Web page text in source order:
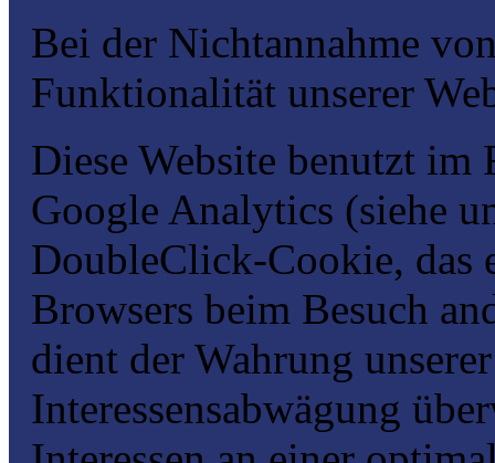
Bei der Nichtannahme
Funktionalität unserer
Diese Website benutzt im
Google Analytics (siehe
DoubleClick-Cookie, das
Browsers beim Besuch
dient der Wahrung
Interessensabwägung